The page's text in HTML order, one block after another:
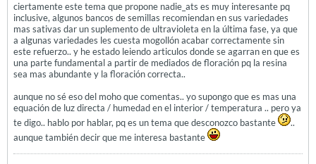
ciertamente este tema que propone nadie_ats es muy interesante pq
inclusive, algunos bancos de semillas recomiendan en sus variedades
mas sativas dar un suplemento de ultravioleta en la última fase, ya que
a algunas variedades les cuesta mogollón acabar correctamente sin
este refuerzo.. y he estado leiendo articulos donde se agarran en que es
una parte fundamental a partir de mediados de floración pq la resina
sea mas abundante y la floración correcta..
aunque no sé eso del moho que comentas.. yo supongo que es mas una
equación de luz directa / humedad en el interior / temperatura .. pero ya
te digo.. hablo por hablar, pq es un tema que desconozco bastante
..
aunque también decir que me interesa bastante